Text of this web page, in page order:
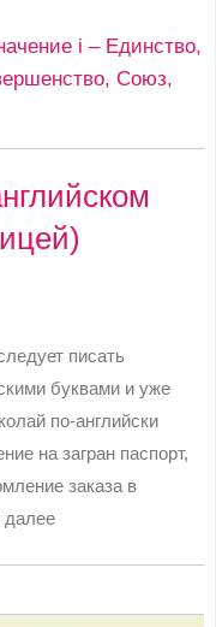
i – Единство,
Союз,
писать
буквами и уже
по-английски
на загран паспорт,
заказа в
далее